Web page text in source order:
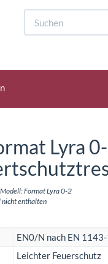
Lyra
Format Lyra 0-2
enthalten
EN0/N nach EN 1143-
Leichter Feuerschutz